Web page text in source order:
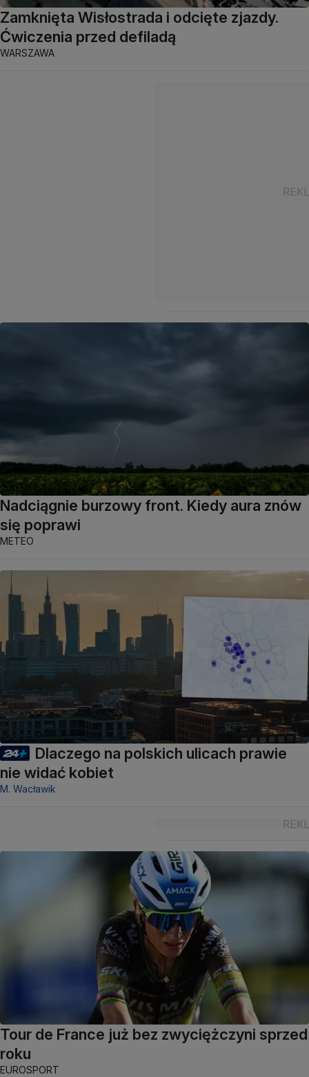
Zamknięta Wisłostrada i odcięte zjazdy.
Ćwiczenia przed defiladą
WARSZAWA
Nadciągnie burzowy front. Kiedy aura znów
się poprawi
METEO
Dlaczego na polskich ulicach prawie
nie widać kobiet
M. Wacławik
Tour de France już bez zwyciężczyni sprzed
roku
EUROSPORT